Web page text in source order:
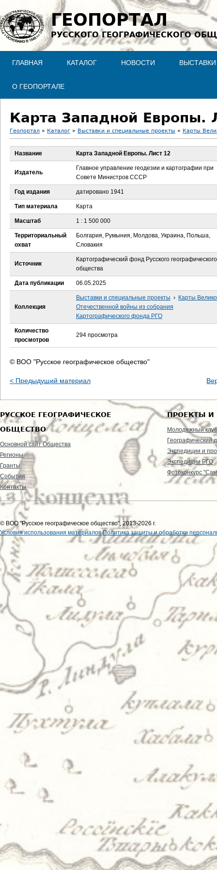
Jump to navigation
ГЕОПОРТАЛ
РУССКОГО ГЕОГРАФИЧЕСКОГО
ГЛАВНАЯ КАТАЛОГ НОВОСТИ ВЫСТАВКИ
О ГЕОПОРТАЛЕ
Карта Западной Европы.
В
з
д
е
ь
Геопортал » Каталог » Выставки и специальные проекты » Карты
Название Карта Западной Европы. Лист 12
Издатель
Главное управление геодезии и картографии при
Совете Министров СССР
Год издания датировано 1941
Тип материала Карта
Масштаб 1 : 1 500 000
Территориальный
охват
Болгария, Румыния, Молдова, Украина, Польша,
Словакия
Источник
Картографический фонд Русского географического
общества
Дата публикации 06.05.2025
Коллекция
Выставки и специальные проекты › Карты
Отечественной войны из собрания
Картографического фонда РГО
Количество
просмотров
294 просмотра
© ВОО "Русское географическое общество"
< Предыдущий материал
РУССКОЕ ГЕОГРАФИЧЕСКОЕ
ОБЩЕСТВО
Основной сайт Общества
Регионы
Гранты
События
Контакты
ПРОЕКТЫ И
Молодежный клуб
Географический
Экспедиции и
Экспедиции РГО
Фотоконкурс
© ВОО "Русское географическое общество", 2013-2026 г.
Условия использования материалов Политика защиты и обработки